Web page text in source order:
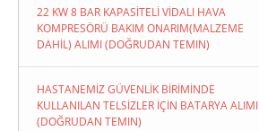
22 KW 8 BAR KAPASİTELİ VİDALI HAVA
KOMPRESÖRÜ BAKIM ONARIM(MALZEME
DAHİL) ALIMI (DOĞRUDAN TEMIN)
HASTANEMİZ GÜVENLİK BİRİMİNDE
KULLANILAN TELSİZLER İÇİN BATARYA ALIMI
(DOĞRUDAN TEMIN)